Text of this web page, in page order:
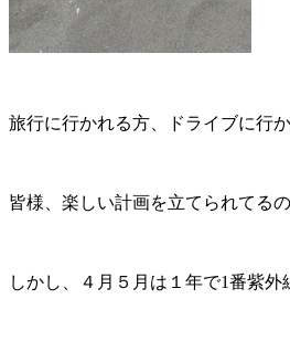
旅行に行かれる方、ドライブに行
皆様、楽しい計画を立てられてる
しかし、４月５月は１年で1番紫